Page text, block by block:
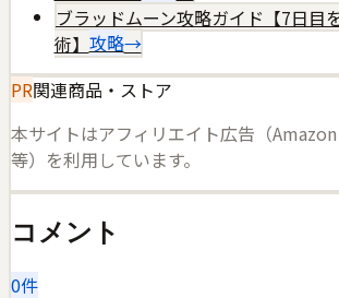
ブラッドムーン攻略ガイド【7日目
術】 攻略→
PR関連商品・ストア
本サイトはアフィリエイト広告（
等）を利用しています。
コメント
0件